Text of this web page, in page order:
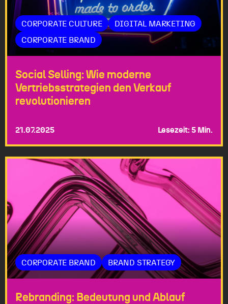
CORPORATE CULTURE
DIGITAL MARKETING
CORPORATE BRAND
Social Selling: Wie moderne
Vertriebsstrategien den Verkauf
revolutionieren
21.07.2025 Lesezeit: 5 Min.
CORPORATE BRAND BRAND STRATEGY
Rebranding: Bedeutung und Ablauf